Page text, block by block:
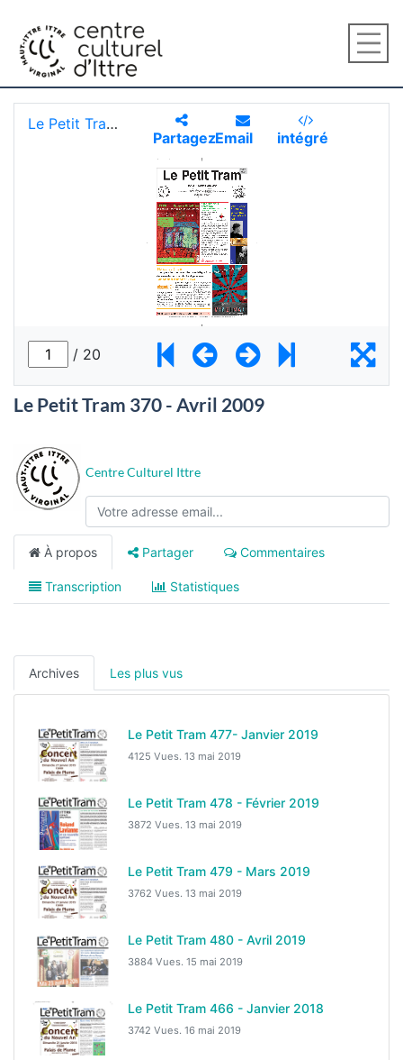
Le Petit Tram 370 - Avril 2009
Centre Culturel Ittre
À propos Partager Commentaires
Transcription Statistiques
Archives Les plus vus
Le Petit Tram 477- Janvier 2019
4125 Vues. 13 mai 2019
Le Petit Tram 478 - Février 2019
3872 Vues. 13 mai 2019
Le Petit Tram 479 - Mars 2019
3762 Vues. 13 mai 2019
Le Petit Tram 480 - Avril 2019
3884 Vues. 15 mai 2019
Le Petit Tram 466 - Janvier 2018
3742 Vues. 16 mai 2019